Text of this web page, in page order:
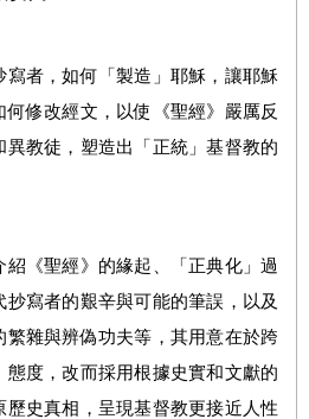
寫者，如何「製造」耶穌，讓耶穌
修改經文，以使《聖經》嚴厲反
教徒，塑造出「正統」基督教的
《聖經》的緣起、「正典化」過
寫者的艱辛與可能的筆誤，以及
雜與辨偽功夫等，其用意在於跨
態度，改而採用根據史實和文獻的
史真相，呈現基督教更接近人性